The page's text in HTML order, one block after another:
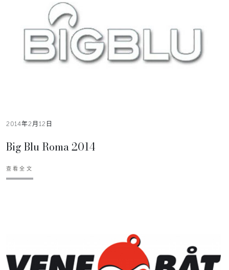
2014年2月12日
Big Blu Roma 2014
查看全文